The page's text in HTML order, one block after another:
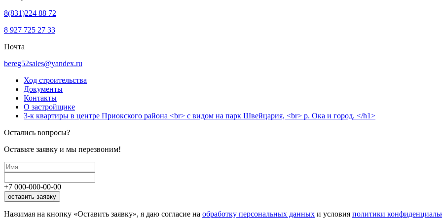
8(831)224 88 72
8 927 725 27 33
Почта
bereg52sales@yandex.ru
Ход строительства
Документы
Контакты
О застройщике
3-к квартиры в центре Приокского района <br> с видом на парк Швейцария, <br> р. Ока и город. </h1>
Остались вопросы?
Оставьте заявку и мы перезвоним!
+7 000-000-00-00
оставить заявку
Нажимая на кнопку «Оставить заявку», я даю согласие на обработку персональных данных и условия политики